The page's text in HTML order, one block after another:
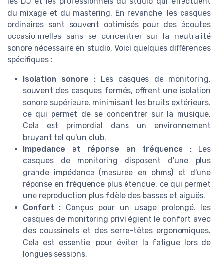
du mixage et du mastering. En revanche, les casques
ordinaires sont souvent optimisés pour des écoutes
occasionnelles sans se concentrer sur la neutralité
sonore nécessaire en studio. Voici quelques différences
spécifiques :
Isolation sonore :Les casques de monitoring,
souvent des casques fermés, offrent une isolation
sonore supérieure, minimisant les bruits extérieurs,
ce qui permet de se concentrer sur la musique.
Cela est primordial dans un environnement
bruyant tel qu'un club.
Impedance et réponse en fréquence :Les
casques de monitoring disposent d'une plus
grande impédance (mesurée en ohms) et d'une
réponse en fréquence plus étendue, ce qui permet
une reproduction plus fidèle des basses et aiguës.
Confort : Conçus pour un usage prolongé, les
casques de monitoring privilégient le confort avec
des coussinets et des serre-têtes ergonomiques.
Cela est essentiel pour éviter la fatigue lors de
longues sessions.